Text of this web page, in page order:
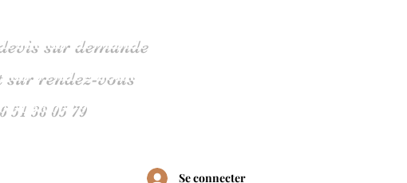
sur demande
sur rendez-vous
51 38 05 79
Se connecter